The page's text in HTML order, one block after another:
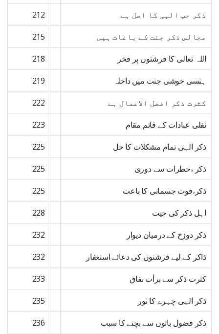
ذکر حب الہی کا اصل ہے 212
مجالس ذکر جنت کے باغات ہیں 215
اللہ تعالی کا فرشتوں پر فخر 218
ہنسی خوشی جنت میں داخلہ 219
کثرت ذکر افضل الاعمال ہے 222
نفلی عبادات کے قائم مقام 223
ذکر الہی تمام مشکلات کا حل 225
ذکر ،خطرات سے دوری 225
ذکر،قوت جسمانی کا باعث 225
اہل ذکر کی جیت 228
ذکر دوزخ کے درمیان دیوار 232
ذاکر کے لیے فرشتوں کی دعائے استغفار 232
کثرت ذکر سے برأت نفاق 233
ذکر الہی چہرے کا نور 235
ذکر فضول باتوں سے بچنے کا سبب 236